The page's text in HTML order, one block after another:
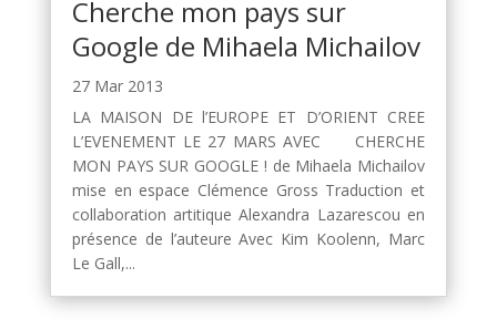
Cherche mon pays sur
Google de Mihaela Michailov
27 Mar 2013
LA MAISON DE l’EUROPE ET D’ORIENT CREE
L’EVENEMENT LE 27 MARS AVEC CHERCHE
MON PAYS SUR GOOGLE ! de Mihaela Michailov
mise en espace Clémence Gross Traduction et
collaboration artitique Alexandra Lazarescou en
présence de l’auteure Avec Kim Koolenn, Marc
Le Gall,...